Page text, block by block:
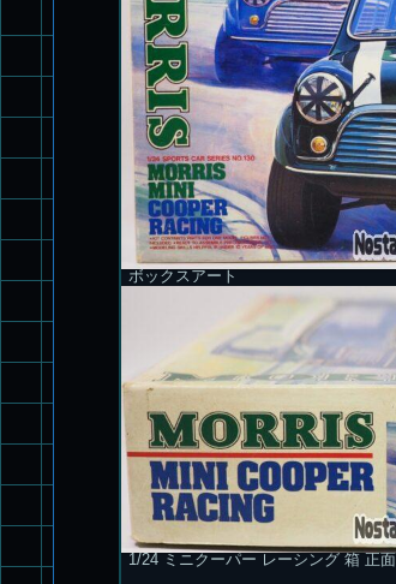
ボックスアート
1/24 ミニクーパー レーシング 箱 正面